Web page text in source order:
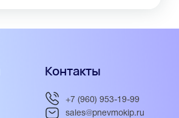
Контакты
+7 (960) 953-19-99
sales@pnevmokip.ru